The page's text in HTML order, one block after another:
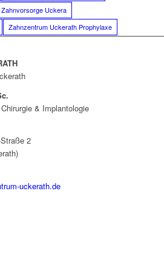
Zahnvorsorge Uckera
Zahnzentrum Uckerath Prophylaxe
& Implantologie
2
uckerath.de